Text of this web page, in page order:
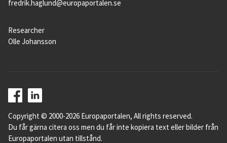
fredrik.haglund@europaportalen.se
Researcher
Olle Johansson
Copyright © 2000-2026 Europaportalen, All rights reserved.
Du får gärna citera oss men du får inte kopiera text eller bilder från
Europaportalen utan tillstånd.